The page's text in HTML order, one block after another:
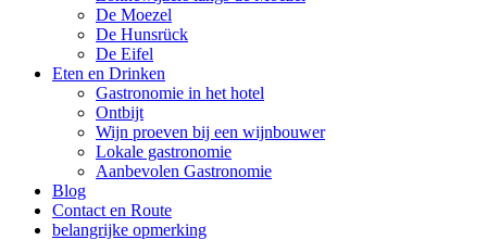
De Moezel
De Hunsrück
De Eifel
Eten en Drinken
Gastronomie in het hotel
Ontbijt
Wijn proeven bij een wijnbouwer
Lokale gastronomie
Aanbevolen Gastronomie
Blog
Contact en Route
belangrijke opmerking